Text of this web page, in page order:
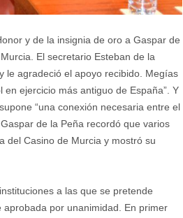
y de la insignia de oro a Gaspar de
El secretario Esteban de la
le agradeció el apoyo recibido. Megías
ejercicio más antiguo de España”. Y
“una conexión necesaria entre el
de la Peña recordó que varios
del Casino de Murcia y mostró su
a las que se pretende
por unanimidad. En primer